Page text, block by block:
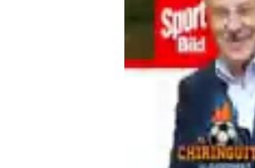
Publicado:04 de
Este
Los
cada